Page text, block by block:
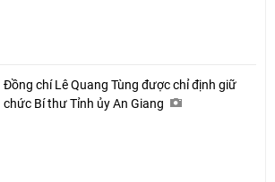
Đồng chí Lê Quang Tùng được chỉ định giữ
chức Bí thư Tỉnh ủy An Giang